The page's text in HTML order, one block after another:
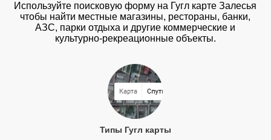
Используйте поисковую форму на Гугл карте Залесья
чтобы найти местные магазины, рестораны, банки,
АЗС, парки отдыха и другие коммерческие и
культурно-рекреационные объекты.
Типы Гугл карты